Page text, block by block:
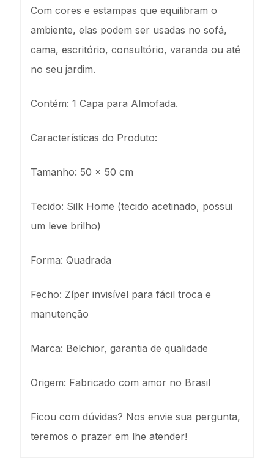
Com cores e estampas que equilibram o
ambiente, elas podem ser usadas no sofá,
cama, escritório, consultório, varanda ou até
no seu jardim.
Contém: 1 Capa para Almofada.
Características do Produto:
Tamanho: 50 x 50 cm
Tecido: Silk Home (tecido acetinado, possui
um leve brilho)
Forma: Quadrada
Fecho: Zíper invisível para fácil troca e
manutenção
Marca: Belchior, garantia de qualidade
Origem: Fabricado com amor no Brasil
Ficou com dúvidas? Nos envie sua pergunta,
teremos o prazer em lhe atender!